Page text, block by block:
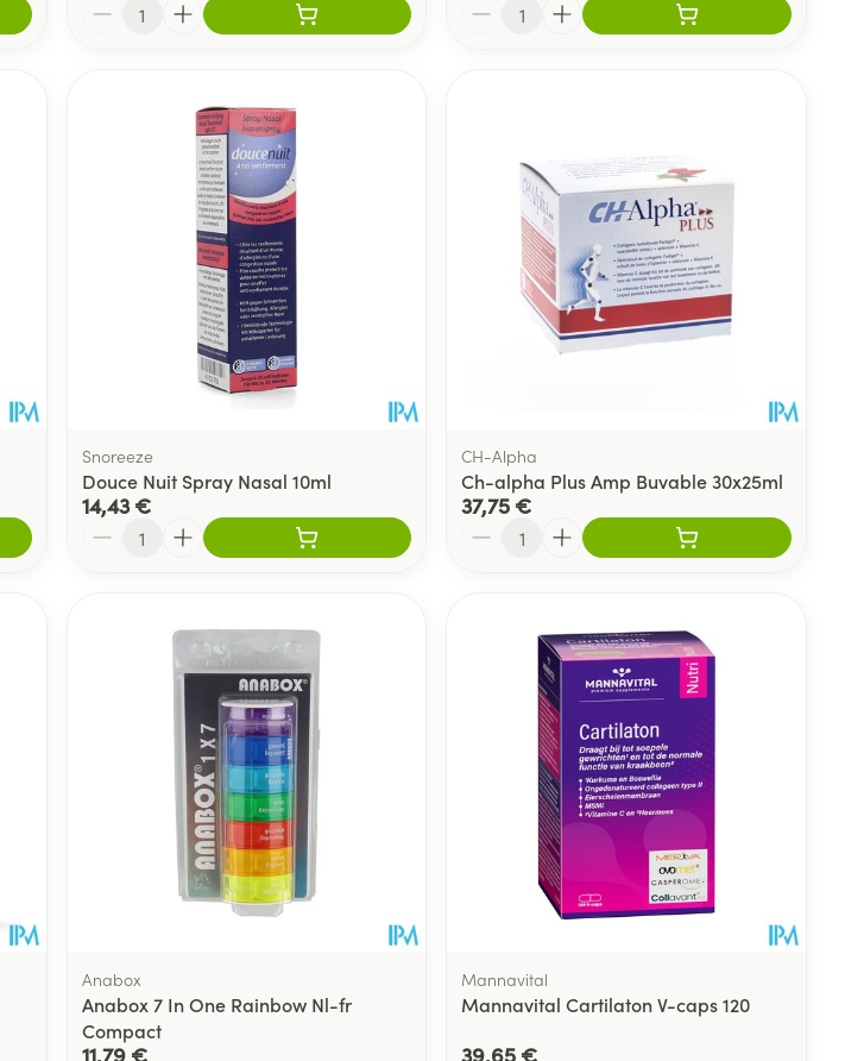
Snoreeze
Douce Nuit Spray Nasal 10ml
14,43 €
Quantité
CH-Alpha
Ch-alpha Plus Amp Buvable 30x25ml
37,75 €
Quantité
Anabox
Anabox 7 In One Rainbow Nl-fr
Compact
11,79 €
Mannavital
Mannavital Cartilaton V-caps 120
39,65 €